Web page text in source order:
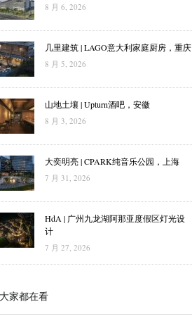
8 月 6, 2026
几里建筑 | LAGO意大利家庭厨房，重庆
8 月 5, 2026
山地土壤 | Upturn酒吧，安徽
8 月 3, 2026
大奕明亮 | CPARK纯音乐公园，上海
7 月 31, 2026
HdA | 广州九龙湖阿那亚度假区灯光设
计
7 月 27, 2026
家都在看